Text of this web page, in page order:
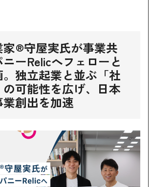
®守屋実氏が事業共
ーRelicへフェローと
。独立起業と並ぶ「社
可能性を広げ、日本
創出を加速